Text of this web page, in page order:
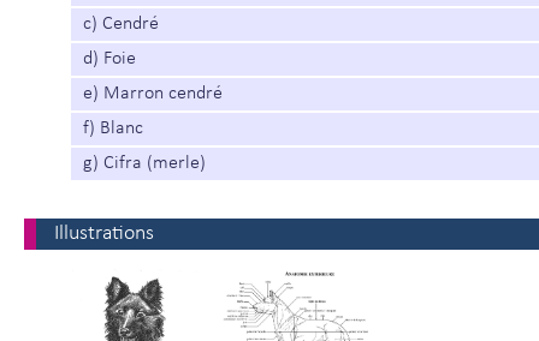
c) Cendré
d) Foie
e) Marron cendré
f) Blanc
g) Cifra (merle)
Illustrations